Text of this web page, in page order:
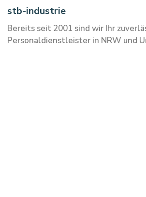
stb-industrie
Bereits seit 2001 sind wir Ihr
Personaldienstleister in NRW und